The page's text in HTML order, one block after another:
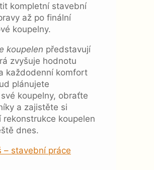
kompletní stavební
až po finální
koupelny.
koupelen představují
zvyšuje hodnotu
každodenní komfort
plánujete
koupelny, obraťte
a zajistěte si
rekonstrukce koupelen
dnes.
– stavební práce